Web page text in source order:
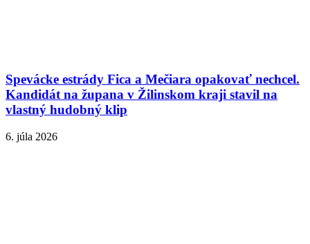
Spevácke estrády Fica a Mečiara opakovať nechcel.
Kandidát na župana v Žilinskom kraji stavil na
vlastný hudobný klip
6. júla 2026